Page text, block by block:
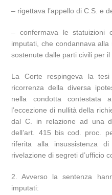
– rigettava l’appello di C.S. e
– confermava le statuizioni
imputati, che condannava
sostenute dalle parti civili per il
La Corte respingeva la
ricorrenza della diversa
nella condotta contestata
l’eccezione di nullità della
dal C. in relazione ad una
dell’art. 415 bis cod. proc.
riferita alla insussistenza
rivelazione di segreti d’ufficio
2. Avverso la sentenza
imputati: